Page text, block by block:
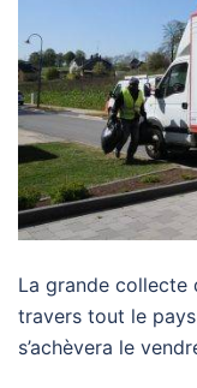
La grande collecte
travers tout le
s’achèvera le